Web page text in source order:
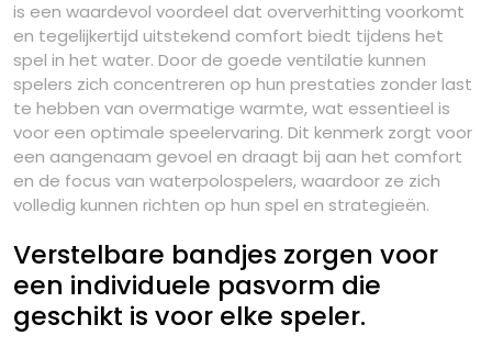
is een waardevol voordeel dat oververhitting voorkomt
en tegelijkertijd uitstekend comfort biedt tijdens het
spel in het water. Door de goede ventilatie kunnen
spelers zich concentreren op hun prestaties zonder last
te hebben van overmatige warmte, wat essentieel is
voor een optimale speelervaring. Dit kenmerk zorgt voor
een aangenaam gevoel en draagt bij aan het comfort
en de focus van waterpolospelers, waardoor ze zich
volledig kunnen richten op hun spel en strategieën.
Verstelbare bandjes zorgen voor
een individuele pasvorm die
geschikt is voor elke speler.